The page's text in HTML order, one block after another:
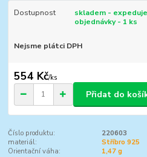
Dostupnost
skladem -
objednávky - 1 ks
Nejsme plátci DPH
554 Kč/ks
Přidat do
Číslo produktu:
220603
materiál:
Stříbro 925
Orientační váha:
1,47 g